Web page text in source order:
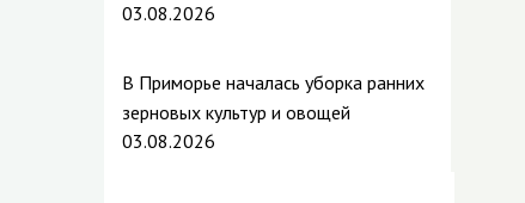
03.08.2026
В Приморье началась уборка ранних
зерновых культур и овощей
03.08.2026